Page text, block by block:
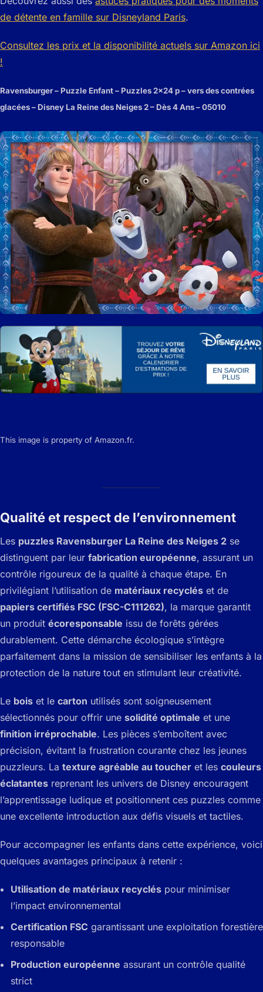
de détente en famille sur Disneyland Paris.
Consultez les prix et la disponibilité actuels sur Amazon ici
!
Ravensburger – Puzzle Enfant – Puzzles 2×24 p – vers des contrées
glacées – Disney La Reine des Neiges 2 – Dès 4 Ans – 05010
This image is property of Amazon.fr.
Qualité et respect de l’environnement
Les puzzles Ravensburger La Reine des Neiges 2 se
distinguent par leur fabrication européenne, assurant un
contrôle rigoureux de la qualité à chaque étape. En
privilégiant l’utilisation de matériaux recyclés et de
papiers certifiés FSC (FSC-C111262), la marque garantit
un produit écoresponsable issu de forêts gérées
durablement. Cette démarche écologique s’intègre
parfaitement dans la mission de sensibiliser les enfants à la
protection de la nature tout en stimulant leur créativité.
Le bois et le carton utilisés sont soigneusement
sélectionnés pour offrir une solidité optimale et une
finition irréprochable. Les pièces s’emboîtent avec
précision, évitant la frustration courante chez les jeunes
puzzleurs. La texture agréable au toucher et les couleurs
éclatantes reprenant les univers de Disney encouragent
l’apprentissage ludique et positionnent ces puzzles comme
une excellente introduction aux défis visuels et tactiles.
Pour accompagner les enfants dans cette expérience, voici
quelques avantages principaux à retenir :
Utilisation de matériaux recyclés pour minimiser
l’impact environnemental
Certification FSC garantissant une exploitation forestière
responsable
Production européenne assurant un contrôle qualité
strict